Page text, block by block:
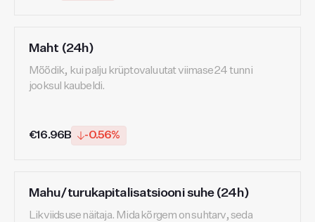
Maht (24h)
Mõõdik, kui palju krüptovaluutat viimase 24 tunni
jooksul kaubeldi.
€16.96B -0.56%
Mahu/turukapitalisatsiooni suhe (24h)
Likviidsuse näitaja. Mida kõrgem on suhtarv, seda